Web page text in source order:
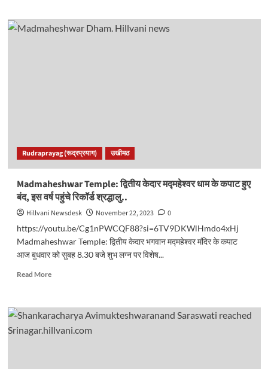
गौरीकुंड-
केदारनाथ
मौत।
शव
मिलने
की
Rudraprayag (रूद्रप्रयाग) उखीमठ
Madmaheshwar Temple: द्वितीय केदार मद्महेश्वर धाम के कपाट हुए
बंद, इस वर्ष पहुंचे रिकॉर्ड श्रद्धालु..
Hillvani Newsdesk November 22, 2023
0
https://youtu.be/Cg1nPWCQF88?si=6TV9DKWlHmdo4xHj
Madmaheshwar Temple: द्वितीय केदार भगवान मद्महेश्वर मंदिर के कपाट
आज बुधवार को सुबह 8.30 बजे शुभ लग्न पर विशेष...
Read MoreRead
Madmaheshwar
Temple:
द्वितीय